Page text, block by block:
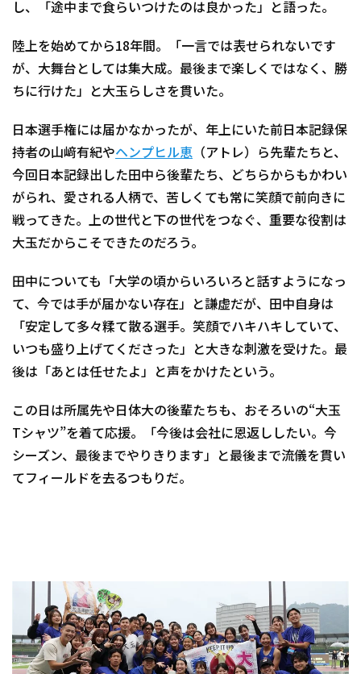
し、「途中まで食らいつけたのは良かった」と語った。
陸上を始めてから18年間。「一言では表せられないです
が、大舞台としては集大成。最後まで楽しくではなく、勝
ちに行けた」と大玉らしさを貫いた。
日本選手権には届かなかったが、年上にいた前日本記録保
持者の山﨑有紀やヘンプヒル恵 （アトレ）ら先輩たちと、
今回日本記録出した田中ら後輩たち、どちらからもかわい
がられ、愛される人柄で、苦しくても常に笑顔で前向きに
戦ってきた。上の世代と下の世代をつなぐ、重要な役割は
大玉だからこそできたのだろう。
田中についても「大学の頃からいろいろと話すようになっ
て、今では手が届かない存在」と謙虚だが、田中自身は
「安定して多々糅て散る選手。笑顔でハキハキしていて、
いつも盛り上げてくださった」と大きな刺激を受けた。最
後は「あとは任せたよ」と声をかけたという。
この日は所属先や日体大の後輩たちも、おそろいの“大玉
Tシャツ”を着て応援。「今後は会社に恩返ししたい。今
シーズン、最後までやりきります」と最後まで流儀を貫い
てフィールドを去るつもりだ。